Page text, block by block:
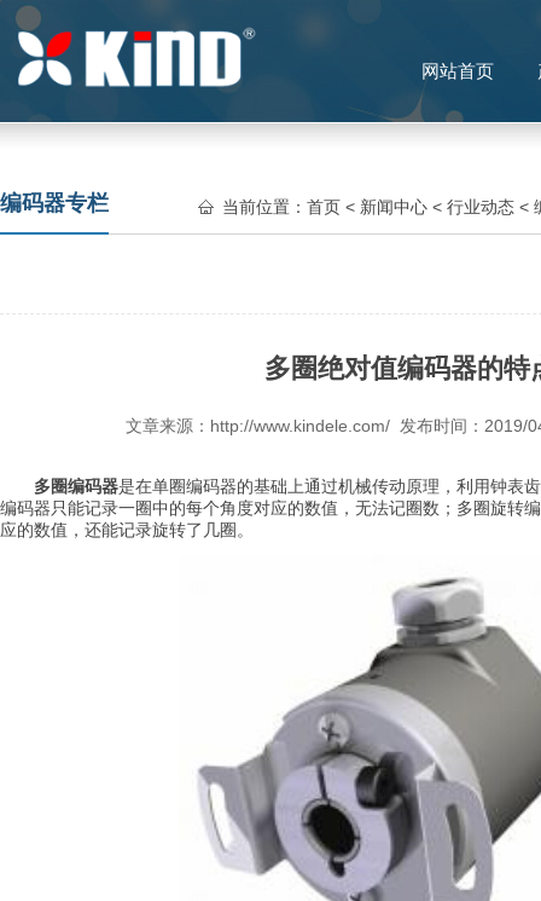
网站首页
编码器专栏 当前位置： 首页 < 新闻中心 < 行业动态 <
多圈绝对值编码器的特
文章来源：http://www.kindele.com/ 发布时间：
多圈编码器是在单圈编码器的基础上通过机械传动原理，利用钟表
编码器只能记录一圈中的每个角度对应的数值，无法记圈数；多圈旋转
应的数值，还能记录旋转了几圈。